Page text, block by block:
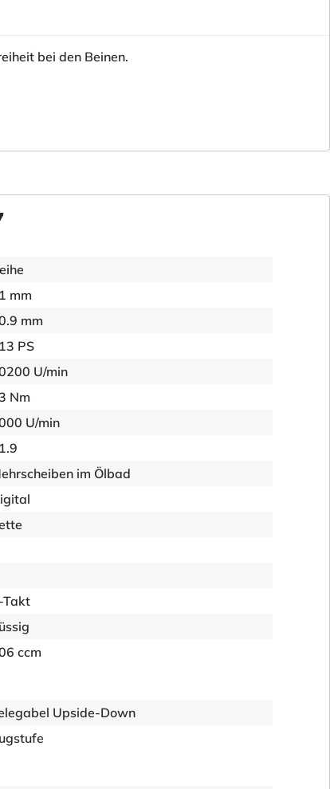
bei den Beinen.
mm
mm
PS
U/min
Nm
U/min
im Ölbad
Takt
ccm
Upside-Down